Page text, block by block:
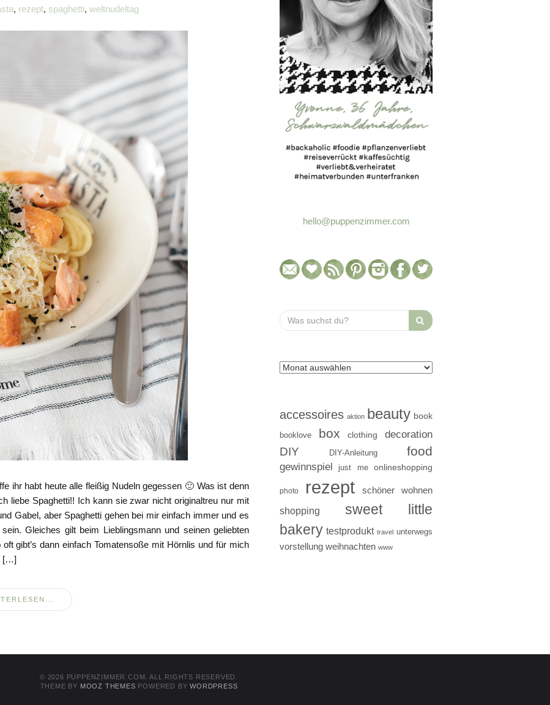
, rezept, spaghetti, weltnudeltag
ihr habt heute alle fleißig Nudeln gegessen 🙂 Was ist denn
liebe Spaghetti!! Ich kann sie zwar nicht originaltreu nur mit
Gabel, aber Spaghetti gehen bei mir einfach immer und es
Gleiches gilt beim Lieblingsmann und seinen geliebten
gibt’s dann einfach Tomatensoße mit Hörnlis und für mich
[…]
hello@puppenzimmer.com
Search
for:
accessoires aktion beauty book
booklove box clothing decoration
DIY DIY-Anleitung food
gewinnspiel just me onlineshopping
photo rezept schöner wohnen
shopping
sweet little
bakery testprodukt travel unterwegs
vorstellung weihnachten www
© 2026 PUPPENZIMMER.COM. ALL RIGHTS RESERVED.
THEME BY MOOZ THEMES POWERED BYWORDPRESS